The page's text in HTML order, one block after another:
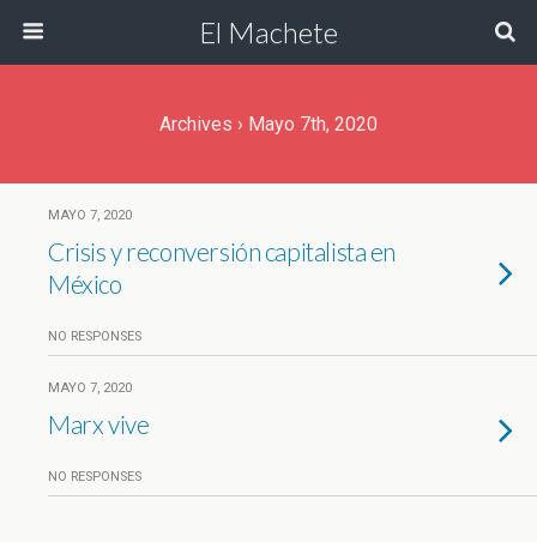
El Machete
Archives › Mayo 7th, 2020
MAYO 7, 2020
Crisis y reconversión capitalista en
México
NO RESPONSES
MAYO 7, 2020
Marx vive
NO RESPONSES